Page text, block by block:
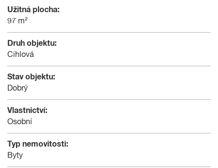
Užitná plocha:
97 m²
Druh objektu:
Cihlová
Stav objektu:
Dobrý
Vlastnictví:
Osobní
Typ nemovitosti:
Byty